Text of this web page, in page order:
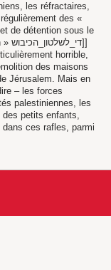
les réfractaires,
des «
de détention sous le
hashtag « assez du gouvernement d’occupation » די_לשלטון_הכיבוש]]
horrible,
des maisons
Jérusalem. Mais en
– les forces
palestiniennes, les
petits enfants,
ces rafles, parmi